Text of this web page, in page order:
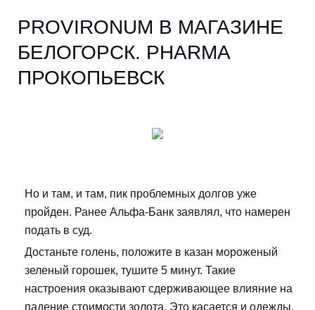
PROVIRONUM В МАГАЗИНЕ
БЕЛОГОРСК. PHARMA
ПРОКОПЬЕВСК
Но и там, и там, пик проблемных долгов уже
пройден. Ранее Альфа-Банк заявлял, что намерен
подать в суд.
Достаньте голень, положите в казан мороженый
зеленый горошек, тушите 5 минут. Такие
настроения оказывают сдерживающее влияние на
падение стоимости золота. Это касается и одежды,